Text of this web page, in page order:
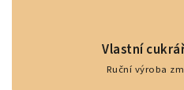
Vlastní
Ruční výroba